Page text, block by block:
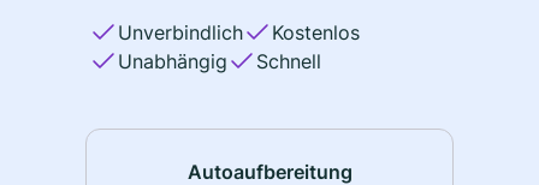
Unverbindlich
Kostenlos
Unabhängig
Schnell
Autoaufbereitung